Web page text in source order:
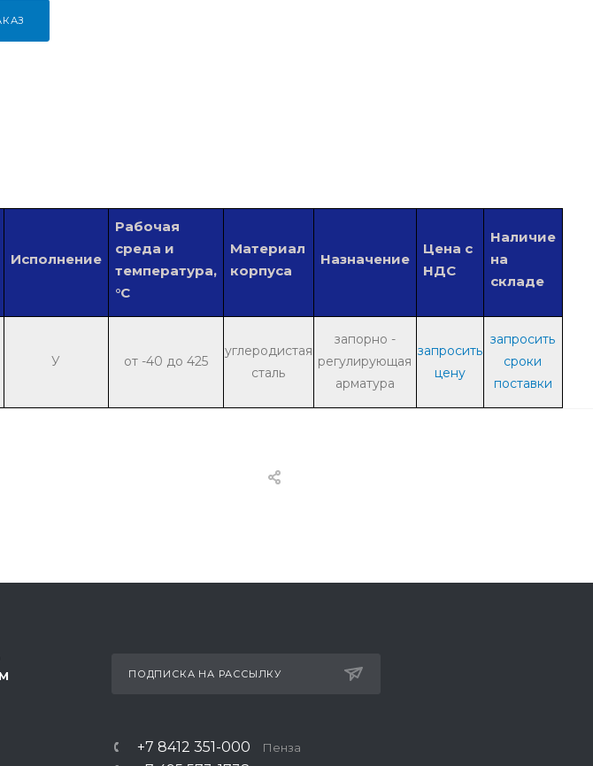
Исполнение
Рабочая
среда и
температура,
°С
Материал
корпуса
Назначение
Цена с
НДС
Наличие
на
складе
У от -40 до 425
углеродистая
сталь
запорно -
регулирующая
арматура
запросить
цену
запросить
сроки
поставки
ПОДПИСКА НА РАССЫЛКУ
+7 8412 351-000 Пенза